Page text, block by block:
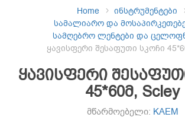
Home
ინსტრუმენტები
სამალიარო და
სამღებრო ლენტები და
ყავისფერი შესაფუთი სკოჩი
ყავისფერი
45*60მ, Scley
მწარმოებელი: KAEM